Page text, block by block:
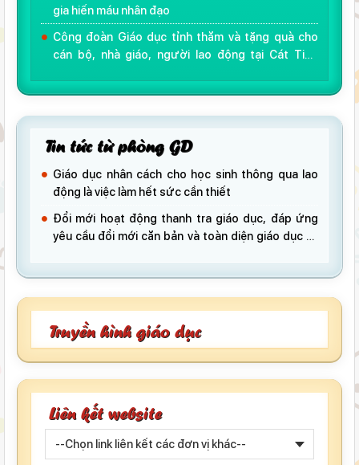
gia hiến máu nhân đạo
Công đoàn Giáo dục tỉnh thăm và tặng quà cho
cán bộ, nhà giáo, người lao động tại Cát Tiên
Tin tức từ phòng GD
Giáo dục nhân cách cho học sinh thông qua lao
động là việc làm hết sức cần thiết
Đổi mới hoạt động thanh tra giáo dục, đáp ứng
yêu cầu đổi mới căn bản và toàn diện giáo dục và
Truyền hình giáo dục
Liên kết website